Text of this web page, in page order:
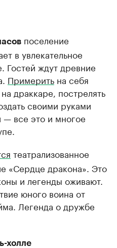
поселение
в увлекательное
Гостей ждут древние
Примерить на себя
драккаре, пострелять
своими руками
— все это и многое
театрализованное
«Сердце дракона». Это
и легенды оживают.
юного воина от
Легенда о дружбе
холле